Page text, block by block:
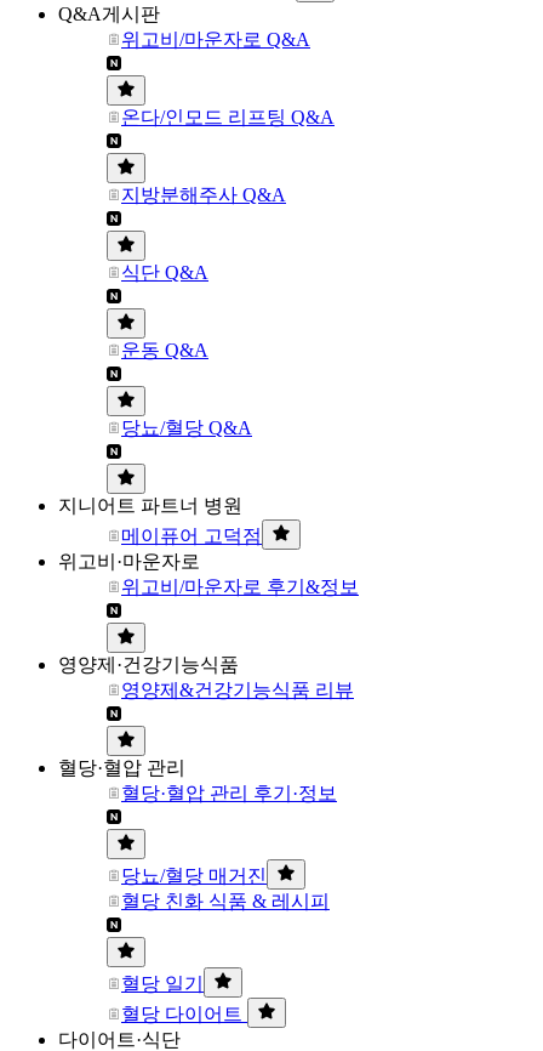
Q&A게시판
위고비/마운자로 Q&A
온다/인모드 리프팅 Q&A
지방분해주사 Q&A
식단 Q&A
운동 Q&A
당뇨/혈당 Q&A
지니어트 파트너 병원
메이퓨어 고덕점
위고비·마운자로
위고비/마운자로 후기&정보
영양제·건강기능식품
영양제&건강기능식품 리뷰
혈당·혈압 관리
혈당·혈압 관리 후기·정보
당뇨/혈당 매거진
혈당 친화 식품 & 레시피
혈당 일기
혈당 다이어트
다이어트·식단